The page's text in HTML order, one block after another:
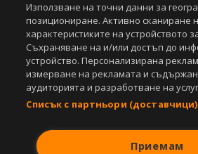
Съдържанието на този уеб сайт и
под закрила на Закона за авторското право
Всички статии, репортажи, интервюта и
видео материали, публикувани в сайта, са
Спортал, освен ако изрично е посочено
публикуване на текстови материали само
Агенция Спортал, посочване на източника
www.sportal.bg. Използването на графични
публикувани в сайта, е строго забранено.
БЕЗПЛАТНОТО приложение за:
Използване на точни данни за
позициониране. Активно сканиране
характеристиките на устройството
Съхраняване на и/или достъп до
устройство. Персонализирана
измерване на рекламата и
аудиторията и разработване на
Списък с партньори (доставчици)
Приемам